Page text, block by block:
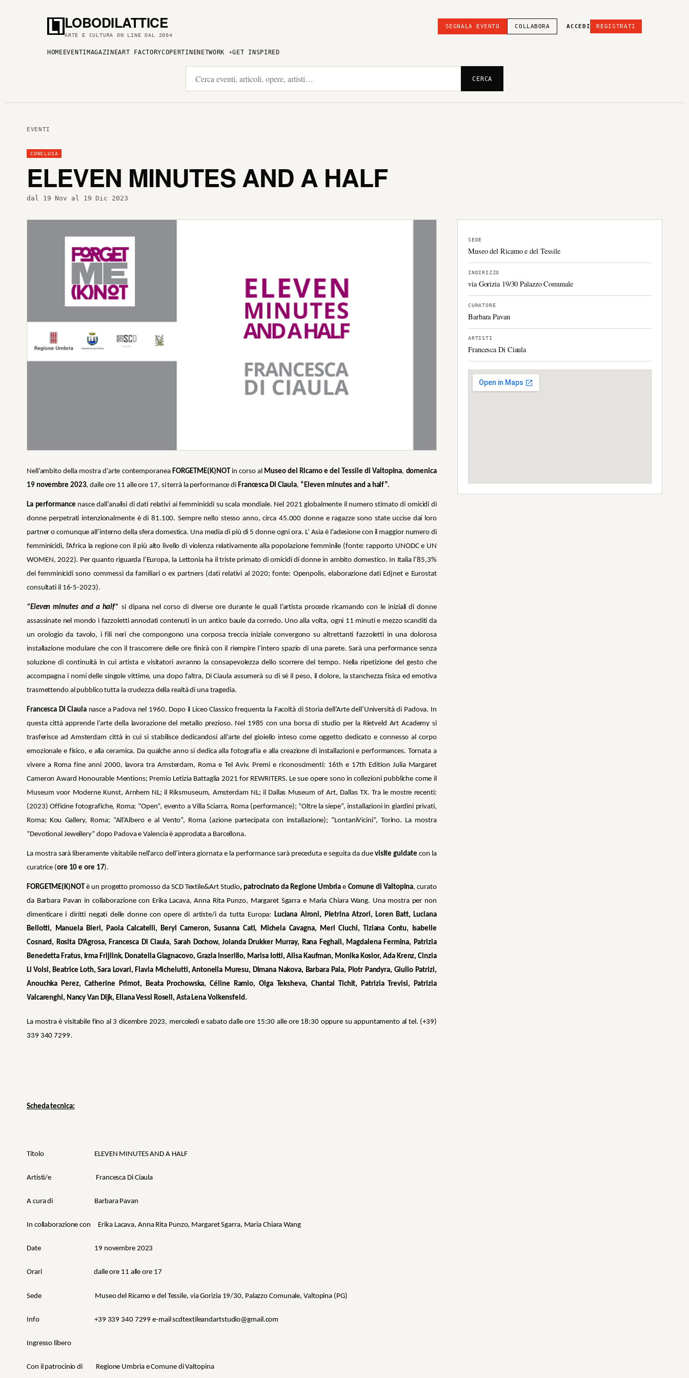
LOBODILATTICE
ARTE E CULTURA ON LINE DAL 2004
SEGNALA EVENTO COLLABORA ACCEDI REGISTRATI
HOME EVENTI MAGAZINEART FACTORYCOPERTINENETWORK GET INSPIRED
CERCA
EVENTI
CONCLUSA
ELEVEN MINUTES AND A HALF
dal 19 Nov al 19 Dic 2023
Nell’ambito della mostra d’arte contemporanea FORGETME(K)NOT in corso al Museo del Ricamo e del Tessile di Valtopina, domenica
19 novembre 2023, dalle ore 11 alle ore 17, si terrà la performance di Francesca Di Ciaula, “Eleven minutes and a half”.
La performance nasce dall’analisi di dati relativi ai femminicidi su scala mondiale. Nel 2021 globalmente il numero stimato di omicidi di
donne perpetrati intenzionalmente è di 81.100. Sempre nello stesso anno, circa 45.000 donne e ragazze sono state uccise dai loro
partner o comunque all’interno della sfera domestica. Una media di più di 5 donne ogni ora. L’ Asia è l’adesione con il maggior numero di
femminicidi, l’Africa la regione con il più alto livello di violenza relativamente alla popolazione femminile (fonte: rapporto UNODC e UN
WOMEN, 2022). Per quanto riguarda l’Europa, la Lettonia ha il triste primato di omicidi di donne in ambito domestico. In Italia l’85,3%
dei femminicidi sono commessi da familiari o ex partners (dati relativi al 2020; fonte: Openpolis, elaborazione dati Edjnet e Eurostat
consultati il 16-5-2023).
“Eleven minutes and a half” si dipana nel corso di diverse ore durante le quali l’artista procede ricamando con le iniziali di donne
assassinate nel mondo i fazzoletti annodati contenuti in un antico baule da corredo. Uno alla volta, ogni 11 minuti e mezzo scanditi da
un orologio da tavolo, i fili neri che compongono una corposa treccia iniziale convergono su altrettanti fazzoletti in una dolorosa
installazione modulare che con il trascorrere delle ore finirà con il riempire l’intero spazio di una parete. Sarà una performance senza
soluzione di continuità in cui artista e visitatori avranno la consapevolezza dello scorrere del tempo. Nella ripetizione del gesto che
accompagna i nomi delle singole vittime, una dopo l’altra, Di Ciaula assumerà su di sé il peso, il dolore, la stanchezza fisica ed emotiva
trasmettendo al pubblico tutta la crudezza della realtà di una tragedia.
Francesca Di Ciaulanasce a Padova nel 1960. Dopo il Liceo Classico frequenta la Facoltà di Storia dell’Arte dell’Università di Padova. In
questa città apprende l’arte della lavorazione del metallo prezioso. Nel 1985 con una borsa di studio per la Rietveld Art Academy si
trasferisce ad Amsterdam città in cui si stabilisce dedicandosi all’arte del gioiello inteso come oggetto dedicato e connesso al corpo
emozionale e fisico, e alla ceramica. Da qualche anno si dedica alla fotografia e alla creazione di installazioni e performances. Tornata a
vivere a Roma fine anni 2000, lavora tra Amsterdam, Roma e Tel Aviv. Premi e riconoscimenti: 16th e 17th Edition Julia Margaret
Cameron Award Honourable Mentions; Premio Letizia Battaglia 2021 for REWRITERS. Le sue opere sono in collezioni pubbliche come il
Museum voor Moderne Kunst, Arnhem NL; il Riksmuseum, Amsterdam NL; il Dallas Museum of Art, Dallas TX. Tra le mostre recenti:
(2023) Officine fotografiche, Roma; “Open”, evento a Villa Sciarra, Roma (performance); “Oltre la siepe”, installazioni in giardini privati,
Roma; Kou Gallery, Roma; “All’Albero e al Vento”, Roma (azione partecipata con installazione); “LontaniVicini”, Torino. La mostra
“Devotional Jewellery” dopo Padova e Valencia è approdata a Barcellona.
La mostra sarà liberamente visitabile nell’arco dell’intera giornata e la performance sarà preceduta e seguita da due visite guidate con la
curatrice (ore 10 e ore 17).
FORGETME(K)NOT è un progetto promosso da SCD Textile&Art Studio, patrocinato da Regione Umbria e Comune di Valtopina, curato
da Barbara Pavan in collaborazione con Erika Lacava, Anna Rita Punzo, Margaret Sgarra e Maria Chiara Wang. Una mostra per non
dimenticare i diritti negati delle donne con opere di artiste/i da tutta Europa: Luciana Aironi, Pietrina Atzori, Loren Batt, Luciana
Bellotti, Manuela Bieri, Paola Calcatelli, Beryl Cameron, Susanna Cati, Michela Cavagna, Meri Ciuchi, Tiziana Contu, Isabelle
Cosnard, Rosita D’Agrosa, Francesca Di Ciaula, Sarah Dochow, Jolanda Drukker Murray, Rana Feghali, Magdalena Fermina, Patrizia
Benedetta Fratus, Irma Frijlink, Donatella Giagnacovo, Grazia Inserillo, Marisa Iotti, Alisa Kaufman, Monika Kosior, Ada Krenz, Cinzia
Li Volsi, Beatrice Loth, Sara Lovari, Flavia Michelutti, Antonella Muresu, Dimana Nakova, Barbara Pala, Piotr Pandyra, Giulio Patrizi,
Anouchka Perez, Catherine Primot, Beata Prochowska, Céline Ramio, Olga Teksheva, Chantal Tichit, Patrizia Trevisi, Patrizia
Valcarenghi, Nancy Van Dijk, Eliana Vessi Rosell, Asta Lena Volkensfeld.
La mostra è visitabile fino al 3 dicembre 2023, mercoledì e sabato dalle ore 15:30 alle ore 18:30 oppure su appuntamento al tel. (+39)
339 340 7299.
Scheda tecnica:
Titolo ELEVEN MINUTES AND A HALF
Artisti/e Francesca Di Ciaula
A cura di Barbara Pavan
In collaborazione con Erika Lacava, Anna Rita Punzo, Margaret Sgarra, Maria Chiara Wang
Date 19 novembre 2023
Orari dalle ore 11 alle ore 17
Sede Museo del Ricamo e del Tessile, via Gorizia 19/30, Palazzo Comunale, Valtopina (PG)
Info +39 339 340 7299 e-mail scdtextileandartstudio@gmail.com
Ingresso libero
Con il patrocinio di Regione Umbria e Comune di Valtopina
SEDE
Museo del Ricamo e del Tessile
INDIRIZZO
via Gorizia 19/30 Palazzo Comunale
CURATORE
Barbara Pavan
ARTISTI
Francesca Di Ciaula